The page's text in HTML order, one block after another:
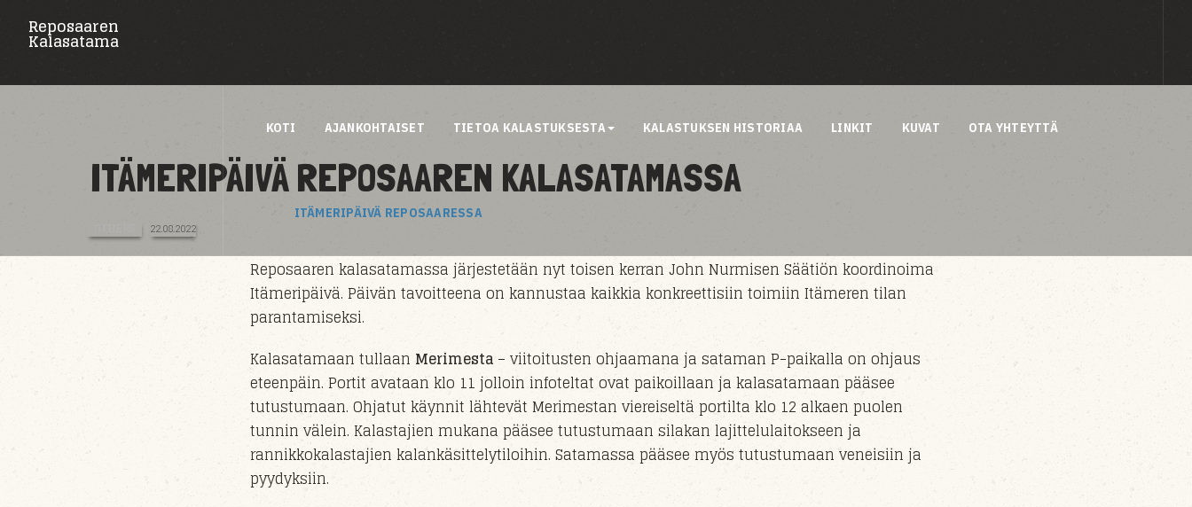
Reposaaren
Kalasatama
KOTI AJANKOHTAISET TIETOA KALASTUKSESTA KALASTUKSEN HISTORIAA LINKIT KUVAT OTA YHTEYTTÄ
ITÄMERIPÄIVÄ REPOSAARESSA
ITÄMERIPÄIVÄ REPOSAAREN KALASATAMASSA
22.08.2022
Reposaaren kalasatamassa järjestetään nyt toisen kerran John Nurmisen Säätiön koordinoima
Itämeripäivä. Päivän tavoitteena on kannustaa kaikkia konkreettisiin toimiin Itämeren tilan
parantamiseksi.
Kalasatamaan tullaan Merimesta – viitoitusten ohjaamana ja sataman P-paikalla on ohjaus
eteenpäin. Portit avataan klo 11 jolloin infoteltat ovat paikoillaan ja kalasatamaan pääsee
tutustumaan. Ohjatut käynnit lähtevät Merimestan viereiseltä portilta klo 12 alkaen puolen
tunnin välein. Kalastajien mukana pääsee tutustumaan silakan lajittelulaitokseen ja
rannikkokalastajien kalankäsittelytiloihin. Satamassa pääsee myös tutustumaan veneisiin ja
pyydyksiin.